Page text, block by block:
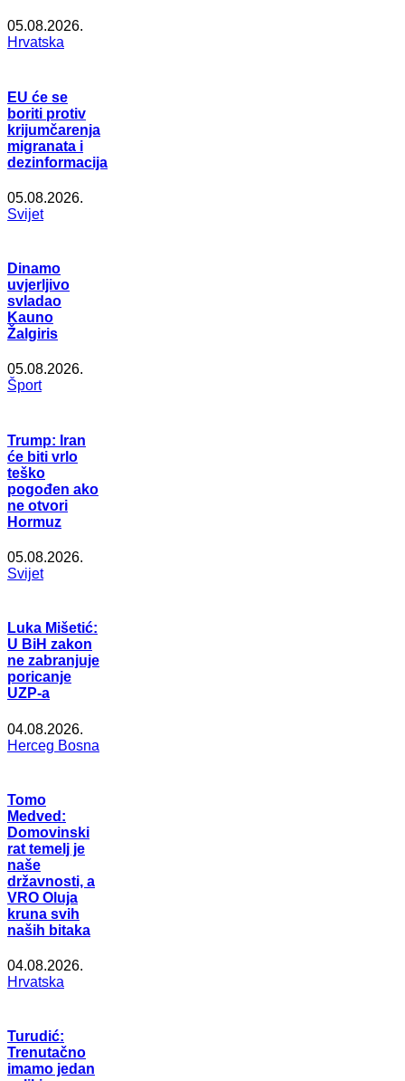
05.08.2026.
Hrvatska
EU će se
boriti protiv
krijumčarenja
migranata i
dezinformacija
05.08.2026.
Svijet
Dinamo
uvjerljivo
svladao
Kauno
Žalgiris
05.08.2026.
Šport
Trump: Iran
će biti vrlo
teško
pogođen ako
ne otvori
Hormuz
05.08.2026.
Svijet
Luka Mišetić:
U BiH zakon
ne zabranjuje
poricanje
UZP-a
04.08.2026.
Herceg Bosna
Tomo
Medved:
Domovinski
rat temelj je
naše
državnosti, a
VRO Oluja
kruna svih
naših bitaka
04.08.2026.
Hrvatska
Turudić:
Trenutačno
imamo jedan